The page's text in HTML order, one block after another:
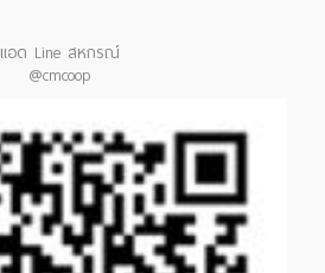
แอด Line สหกรณ์
@cmcoop